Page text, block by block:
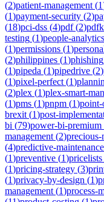
(2)patient-management (1
(1)payment-security (2)
(18)pci-dss (4)pdf(2)
testing (1)people-analytics
(1)permissions (1)
(2)philippines (1)phishing
(1)pipeda (1)pipedrive (2)
(1)pixel-perfect (1)
(2)plex (1)plex-smart-
(1)pms (1)pnpm (1)point-
brexit (1)post-
bi (79)power-bi-premium
management (2)precious-
(4)predictive-maintenance
(1)preventive (1)pricelists
(1)pricing-strategy (3)
(1)privacy-by-design (1)
management (1)process-